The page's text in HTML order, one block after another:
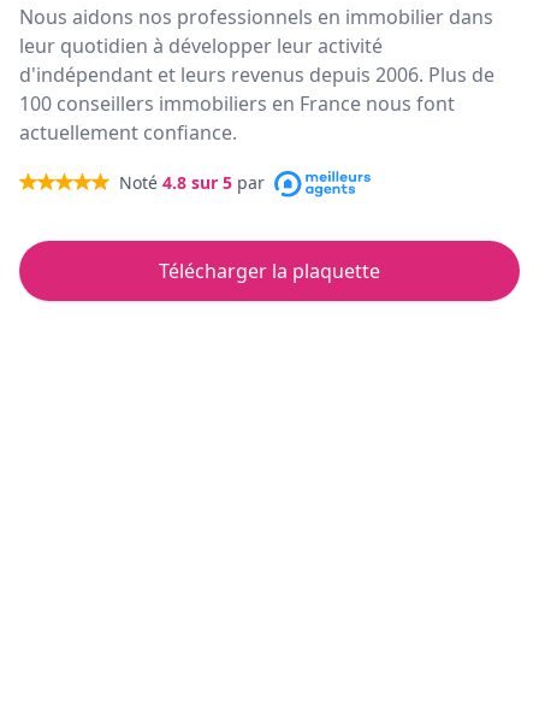
Nous aidons nos professionnels en immobilier dans
leur quotidien à développer leur activité
d'indépendant et leurs revenus depuis 2006. Plus de
100 conseillers immobiliers en France nous font
actuellement confiance.
Noté 4.8 sur 5 par
Télécharger la plaquette